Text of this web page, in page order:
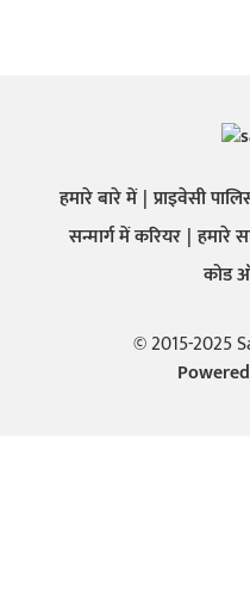
हमारे बारे में प्राइवेसी
सन्मार्ग में करियर हमारे
कोड
© 2015-2025